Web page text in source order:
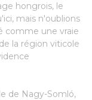
hongrois, le
mais n'oublions
comme une vraie
la région viticole
de Nagy-Somló,